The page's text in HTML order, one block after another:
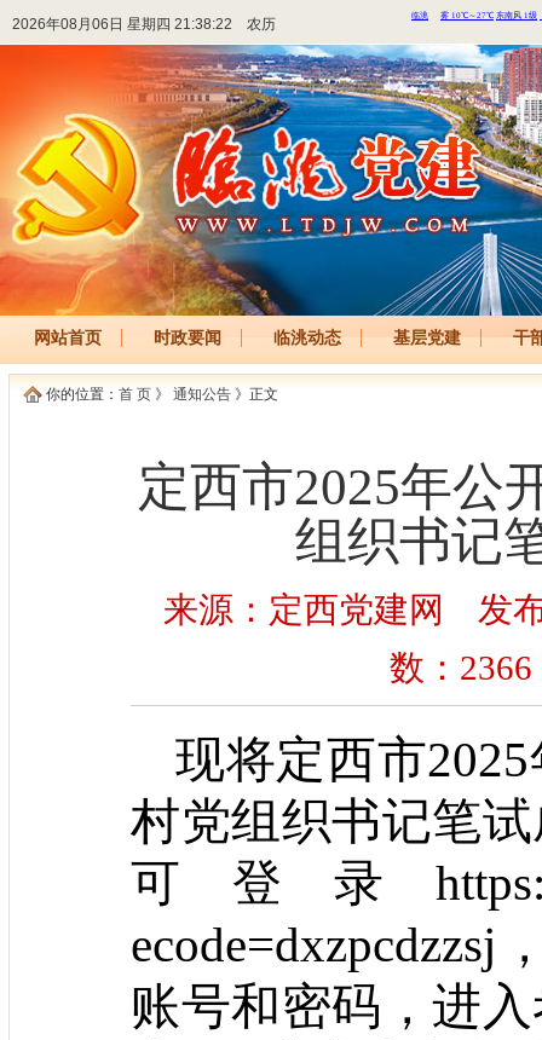
2026年08月06日 星期四 21:38:22 农历
网站首页 时政要闻 临洮动态 基层党建 干
你的位置： 首 页 》 通知公告 》正文
定西市2025年公
组织书记
来源：定西党建网 发
数： 2366
现将定西市2025
村党组织书记笔
可登录
ecode=dxzpcdzzsj
账号和密码，进